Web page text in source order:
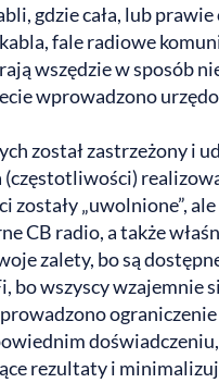
gdzie cała, lub prawie
fale radiowe
wszędzie w sposób
wprowadzono
został zastrzeżony i
(częstotliwości)
„uwolnione”,
CB radio, a także
zalety, bo są
bo wszyscy wzajemnie
rezultaty i